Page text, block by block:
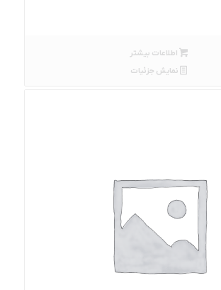
اطلاعات بیشتر
نمایش جزئیات